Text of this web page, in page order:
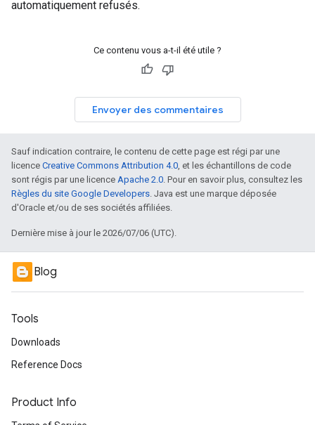
automatiquement refusés.
Ce contenu vous a-t-il été utile ?
Envoyer des commentaires
Sauf indication contraire, le contenu de cette page est régi par une
licence Creative Commons Attribution 4.0, et les échantillons de code
sont régis par une licence Apache 2.0. Pour en savoir plus, consultez les
Règles du site Google Developers. Java est une marque déposée
d'Oracle et/ou de ses sociétés affiliées.
Dernière mise à jour le 2026/07/06 (UTC).
Blog
Tools
Downloads
Reference Docs
Product Info